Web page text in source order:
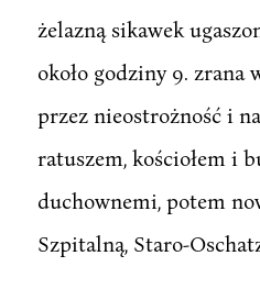
żelazną sikawek
około godziny 9. zrana
przez nieostrożność i
ratuszem, kościołem i
duchownemi, potem
Szpitalną, Staro-